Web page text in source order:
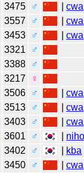
3475 ♂ |cwa
3557 ♂ |cwa
3453 ♂ |cwa
3321
♂
3388
♂
3217
♀
3506 ♂ |cwa
3513 ♂ |cwa
3403 ♂ |cwa
3601 ♂
3402 ♂ kba
3450 ♂ |cwa